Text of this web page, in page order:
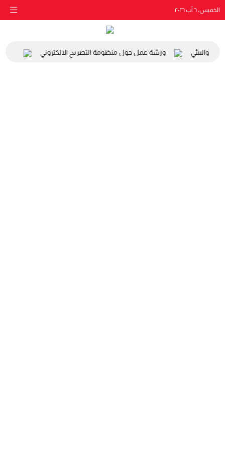
الخميس، ٦ آب ٢٠٢٦
والبيئي ورشة عمل حول منظومة التصريح الالكتروني